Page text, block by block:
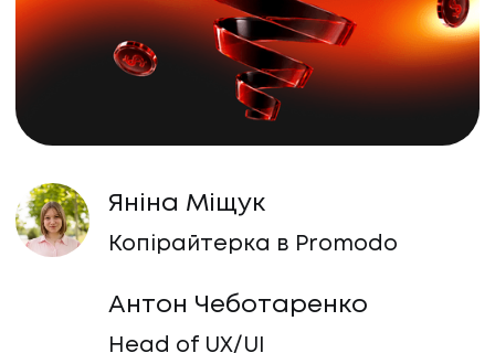
Яніна Міщук
Копірайтерка в Promodo
Антон Чеботаренко
Head of UX/UI